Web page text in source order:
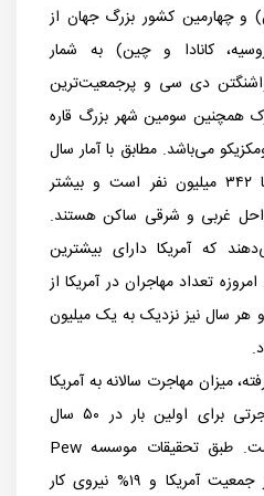
چهارمین کشور بزرگ جهان از
کانادا و چین) به شمار
دی سی و پرجمعیت‌ترین
همچنین سومین شهر بزرگ قاره
می‌باشد. مطابق با آمار سال
۲۰۲۵ میلادی، جمعیت آمریکا ۳۴۲ میلیون نفر است و بیشتر
غربی و شرقی ساکن هستند.
که آمریکا دارای بیشترین
تعداد مهاجران در آمریکا از
و هر سال نیز نزدیک به یک میلیون
میزان مهاجرت سالانه به آمریکا
به دلیل سیاست‌های ضدمهاجرتی برای اولین بار در ۵۰ سال
گذشته کاهش پیدا کرده است. طبق تحقیقات موسسه Pew
Research، حدود ۱۵.۴%‌ از جمعیت آمریکا و ۱۹% نیروی کار